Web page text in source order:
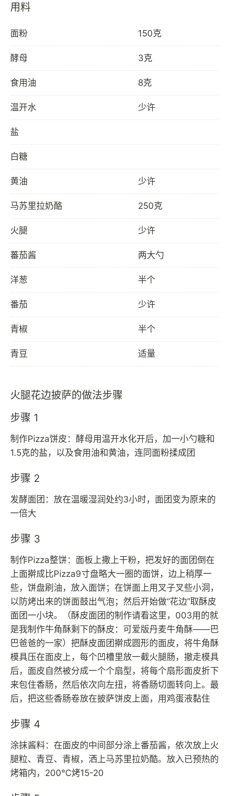
用料
面粉 150克
酵母 3克
食用油 8克
温开水 少许
盐
白糖
黄油 少许
马苏里拉奶酪 250克
火腿 少许
蕃茄酱 两大勺
洋葱 半个
番茄 少许
青椒 半个
青豆 适量
火腿花边披萨的做法步骤
步骤 1
制作Pizza饼皮：酵母用温开水化开后，加一小勺糖和
1.5克的盐，以及食用油和黄油，连同面粉揉成团
步骤 2
发酵面团：放在温暖湿润处约3小时，面团变为原来的
一倍大
步骤 3
制作Pizza整饼：面板上撒上干粉，把发好的面团倒在
上面擀成比Pizza9寸盘略大一圈的面饼，边上稍厚一
些，饼盘刷油，放入面饼；在饼面上用叉子叉些小洞，
以防烤出来的饼面鼓出气泡；然后开始做“花边”取酥皮
面团一小块。（酥皮面团的制作请看这里，003用的就
是我制作牛角酥剩下的酥皮：可爱版丹麦牛角酥——巴
巴爸爸的一家）把酥皮面团擀成圆形的面皮，将牛角酥
模具压在面皮上，每个凹槽里放一截火腿肠，撤走模具
后，面皮自然被分成一个个扇型，将每个扇形面皮折下
来包住香肠，然后依次向左扭，将香肠切面转向上。最
后，把这些香肠卷放在披萨饼皮上面，用鸡蛋液黏住
步骤 4
涂抹酱料：在面皮的中间部分涂上番茄酱，依次放上火
腿粒、青豆、青椒，洒上马苏里拉奶酷。放入已预热的
烤箱内，200℃烤15-20